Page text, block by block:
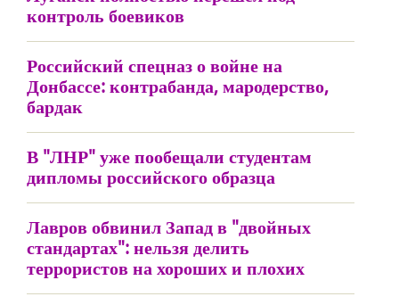
контроль боевиков
Российский спецназ о войне на
Донбассе: контрабанда, мародерство,
бардак
В "ЛНР" уже пообещали студентам
дипломы российского образца
Лавров обвинил Запад в "двойных
стандартах": нельзя делить
террористов на хороших и плохих